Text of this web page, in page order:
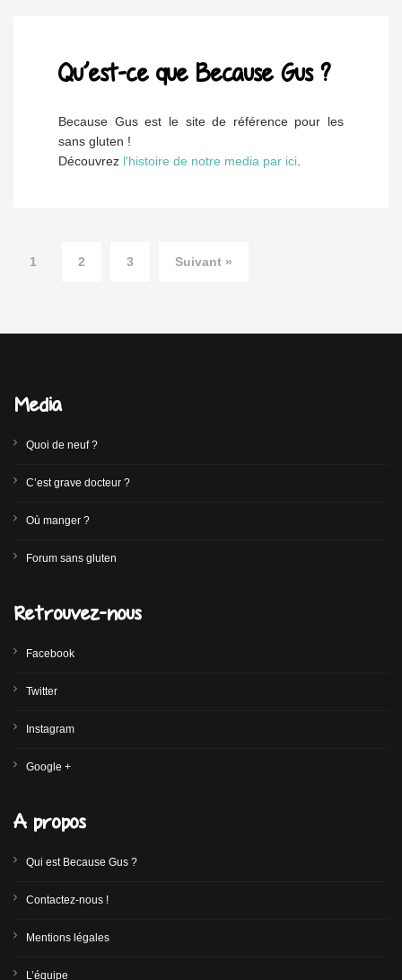
Qu’est-ce que Because Gus ?
Because Gus est le site de référence pour les
sans gluten !
Découvrez l'histoire de notre media par ici.
1 2 3 Suivant »
Media
Quoi de neuf ?
C’est grave docteur ?
Où manger ?
Forum sans gluten
Retrouvez-nous
Facebook
Twitter
Instagram
Google +
A propos
Qui est Because Gus ?
Contactez-nous !
Mentions légales
L’équipe